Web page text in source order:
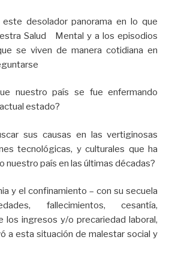
este desolador panorama en lo que
Salud Mental y a los episodios
se viven de manera cotidiana en
nuestro país se fue enfermando
estado?
sus causas en las vertiginosas
tecnológicas, y culturales que ha
nuestro país en las últimas décadas?
y el confinamiento – con su secuela
fallecimientos, cesantía,
los ingresos y/o precariedad laboral,
a esta situación de malestar social y